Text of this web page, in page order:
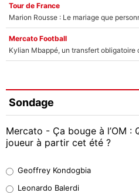
Tour de France
Marion Rousse : Le mariage que
Mercato Football
Kylian Mbappé, un transfert obligatoire
Sondage
Mercato - Ça bouge à l’OM
joueur à partir cet été ?
38%
Geoffrey Kondogbia
Leonardo Balerdi